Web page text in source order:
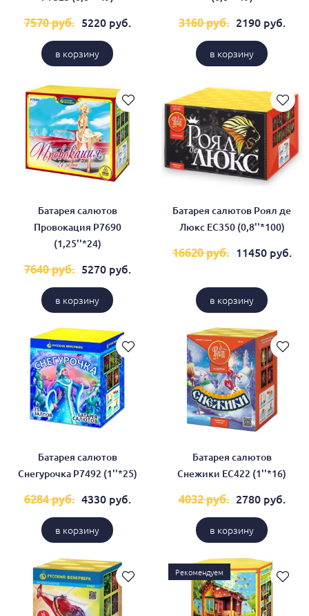
7570 руб. 5220 руб.
в корзину
3160 руб. 2190 руб.
в корзину
Батарея салютов
Провокация Р7690
(1,25''*24)
7640 руб. 5270 руб.
в корзину
Батарея салютов Роял де
Люкс ЕС350 (0,8''*100)
16620 руб. 11450 руб.
в корзину
Батарея салютов
Снегурочка Р7492 (1''*25)
6284 руб. 4330 руб.
в корзину
Батарея салютов
Снежики ЕС422 (1''*16)
4032 руб. 2780 руб.
в корзину
Рекомендуем